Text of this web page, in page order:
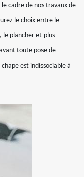
cadre de nos travaux de
le choix entre le
le plancher et plus
toute pose de
est indissociable à